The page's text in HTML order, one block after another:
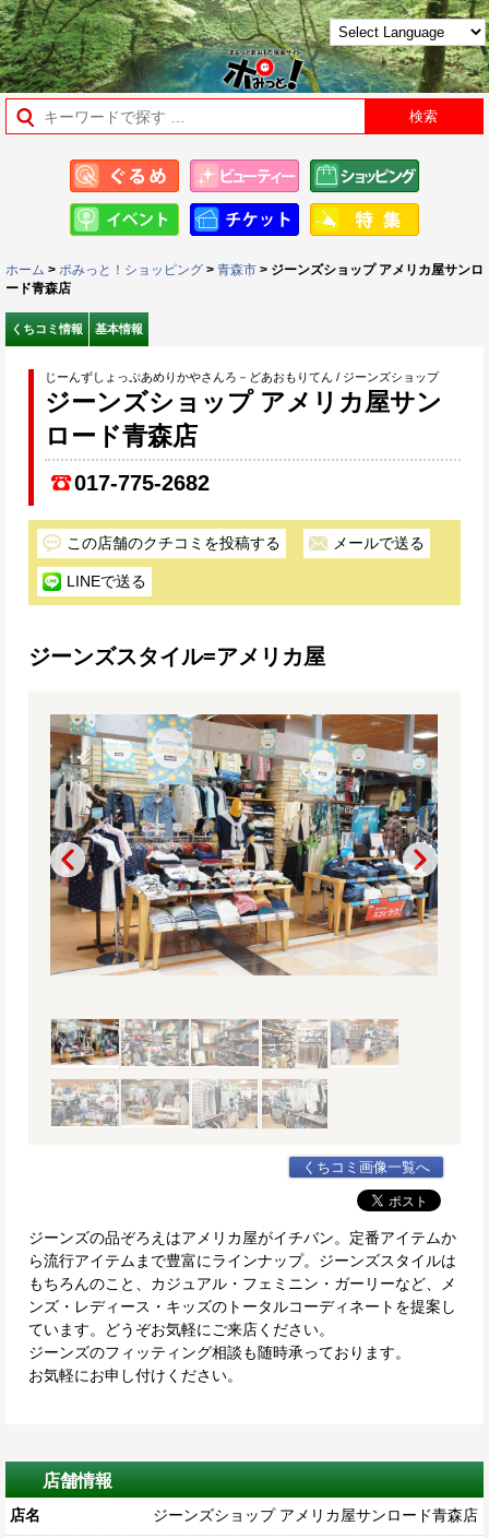
ホーム > ポみっと！ショッピング > 青森市 > ジーンズショップ アメリカ屋サンロ
ード青森店
くちコミ情報 基本情報
じーんずしょっぷあめりかやさんろ－どあおもりてん / ジーンズショップ
ジーンズショップ アメリカ屋サン
ロード青森店
017-775-2682
この店舗のクチコミを投稿する メールで送る
LINEで送る
ジーンズスタイル=アメリカ屋
くちコミ画像一覧へ
ジーンズの品ぞろえはアメリカ屋がイチバン。定番アイテムか
ら流行アイテムまで豊富にラインナップ。ジーンズスタイルは
もちろんのこと、カジュアル・フェミニン・ガーリーなど、メ
ンズ・レディース・キッズのトータルコーディネートを提案し
ています。どうぞお気軽にご来店ください。
ジーンズのフィッティング相談も随時承っております。
お気軽にお申し付けください。
店舗情報
店名 ジーンズショップ アメリカ屋サンロード青森店